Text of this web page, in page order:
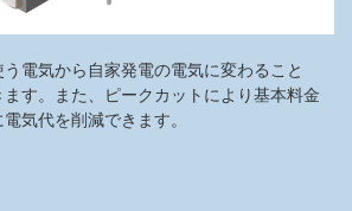
電気から自家発電の電気に変わること
す。また、ピークカットにより基本料金
気代を削減できます。